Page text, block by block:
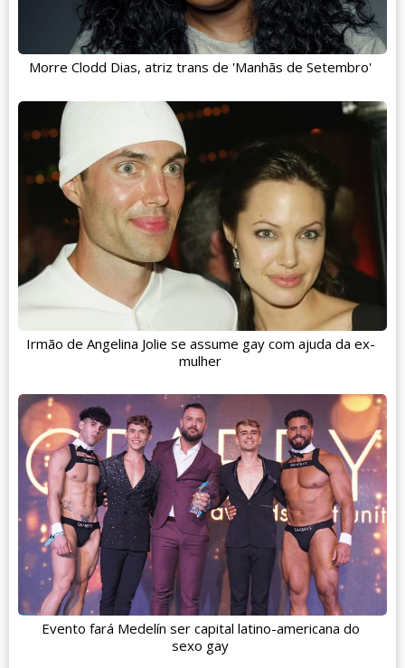
Morre Clodd Dias, atriz trans de 'Manhãs de Setembro'
Irmão de Angelina Jolie se assume gay com ajuda da ex-
mulher
Evento fará Medelín ser capital latino-americana do
sexo gay